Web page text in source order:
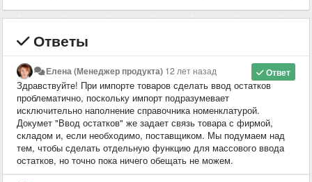
Ответы
Ответ
Елена (Менеджер продукта) 12 лет назад
Здравствуйте! При импорте товаров сделать ввод остатков
проблематично, поскольку импорт подразумевает
исключительно наполнение справочника номенклатурой.
Докумет "Ввод остатков" же задает связь товара с фирмой,
складом и, если необходимо, поставщиком. Мы подумаем над
тем, чтобы сделать отдельную функцию для массового ввода
остатков, но точно пока ничего обещать не можем.